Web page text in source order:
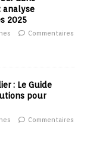
analyse
2025
Commentaires
: Le Guide
pour
Commentaires